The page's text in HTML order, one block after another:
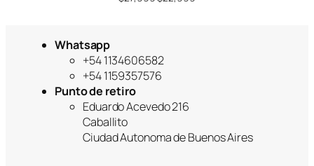
Whatsapp
+54 1134606582
+54 1159357576
Punto de retiro
Eduardo Acevedo 216
Caballito
Ciudad Autonoma de Buenos Aires